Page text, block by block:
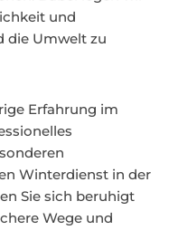
und
die Umwelt zu
Erfahrung im
Winterdienst in der
Sie sich beruhigt
Wege und